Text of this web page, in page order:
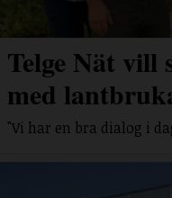
Telge Nät vill
med
"Vi har en bra dialog i